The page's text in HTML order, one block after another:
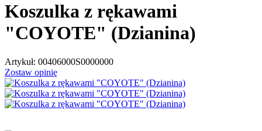
Koszulka z rękawami
"COYOTE" (Dzianina)
Artykuł: 00406000S0000000
Zostaw opinię